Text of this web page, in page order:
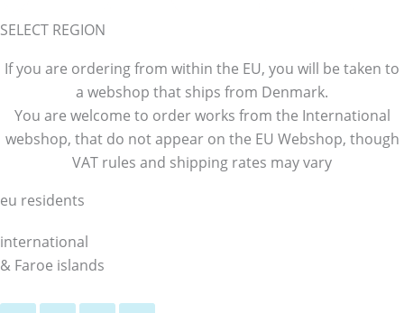
SELECT REGION
If you are ordering from within the EU, you will be taken to
a webshop that ships from Denmark.
You are welcome to order works from the International
webshop, that do not appear on the EU Webshop, though
VAT rules and shipping rates may vary
eu residents
international
& Faroe islands